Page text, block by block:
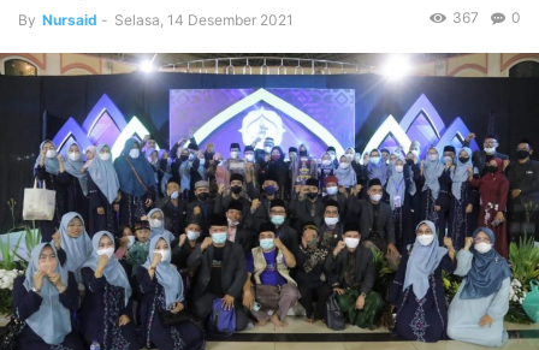
By Nursaid - Selasa, 14 Desember 2021 0
367